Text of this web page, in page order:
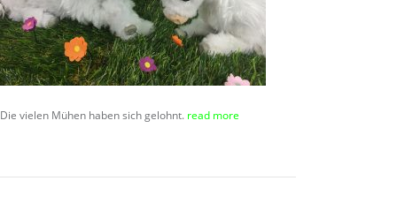
Die vielen Mühen haben sich gelohnt. read more